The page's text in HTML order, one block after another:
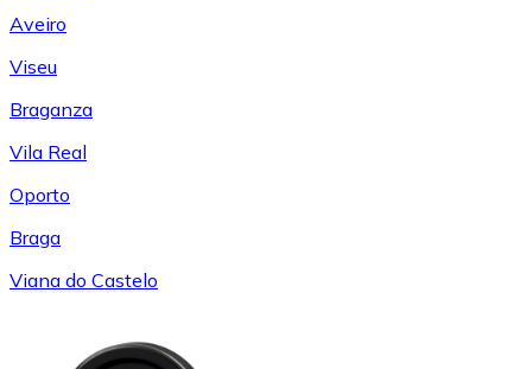
Aveiro
Viseu
Braganza
Vila Real
Oporto
Braga
Viana do Castelo